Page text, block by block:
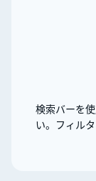
検索バーを
い。フィル